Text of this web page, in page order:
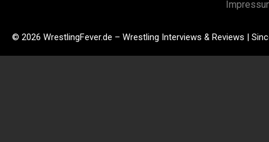
© 2026 WrestlingFever.de – Wrestling Interviews & Reviews |